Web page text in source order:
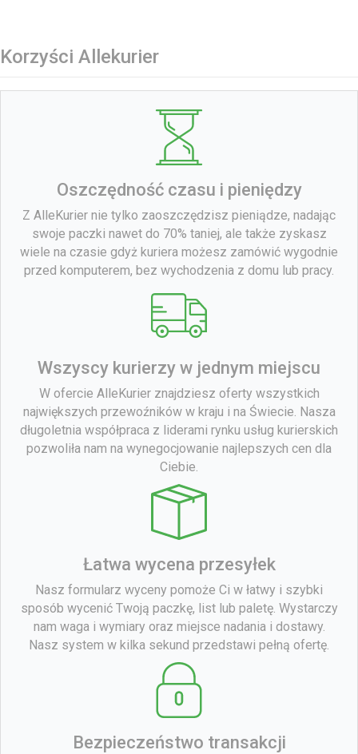
Korzyści Allekurier
Oszczędność czasu i pieniędzy
Z AlleKurier nie tylko zaoszczędzisz pieniądze, nadając
swoje paczki nawet do 70% taniej, ale także zyskasz
wiele na czasie gdyż kuriera możesz zamówić wygodnie
przed komputerem, bez wychodzenia z domu lub pracy.
Wszyscy kurierzy w jednym miejscu
W ofercie AlleKurier znajdziesz oferty wszystkich
największych przewoźników w kraju i na Świecie. Nasza
długoletnia współpraca z liderami rynku usług kurierskich
pozwoliła nam na wynegocjowanie najlepszych cen dla
Ciebie.
Łatwa wycena przesyłek
Nasz formularz wyceny pomoże Ci w łatwy i szybki
sposób wycenić Twoją paczkę, list lub paletę. Wystarczy
nam waga i wymiary oraz miejsce nadania i dostawy.
Nasz system w kilka sekund przedstawi pełną ofertę.
Bezpieczeństwo transakcji